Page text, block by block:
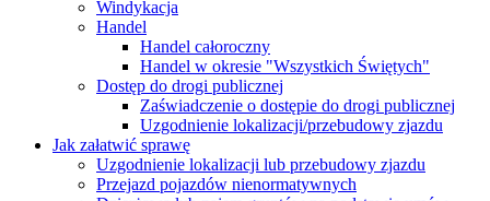
Windykacja
Handel
Handel całoroczny
Handel w okresie "Wszystkich Świętych"
Dostęp do drogi publicznej
Zaświadczenie o dostępie do drogi publicznej
Uzgodnienie lokalizacji/przebudowy zjazdu
Jak załatwić sprawę
Uzgodnienie lokalizacji lub przebudowy zjazdu
Przejazd pojazdów nienormatywnych